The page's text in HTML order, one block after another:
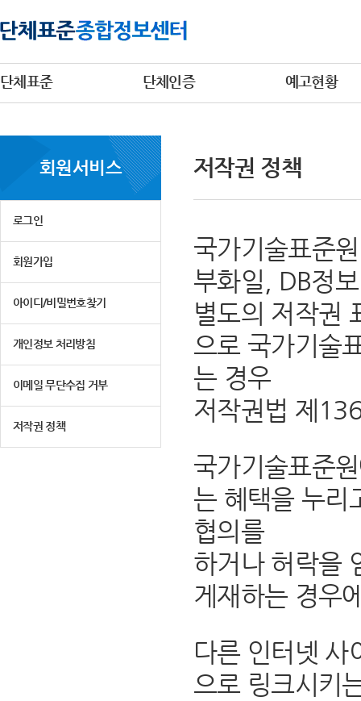
단체표준 단체인증 예고현황
회원서비스
로그인
회원가입
아이디/비밀번호찾기
개인정보 처리방침
이메일 무단수집 거부
저작권 정책
저작권 정책
국가기술표준
부화일, DB정
별도의 저작권
으로 국가기술
는 경우
저작권법 제
국가기술표준
는 혜택을 누리
협의를
하거나 허락을
게재하는 경우
다른 인터넷 사
으로 링크시키